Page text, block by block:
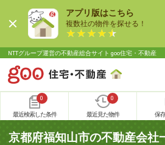
アプリ版はこちら
複数社の物件を探せる！
NTTグループ運営の不動産総合サイト goo住宅・不動産
0
最近検索した条件
0
最近見た物件 保
京都府福知山市の不動産会社